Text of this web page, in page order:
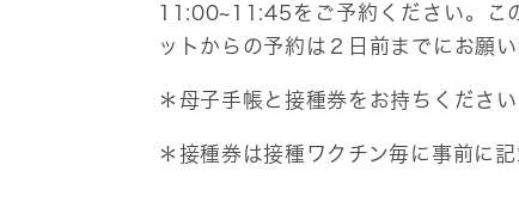
11:00~11:45をご予約ください。こ
ットからの予約は２日前までにお願
＊ 母子手帳と接種券をお持ちください
＊ 接種券は接種ワクチン毎に事前に